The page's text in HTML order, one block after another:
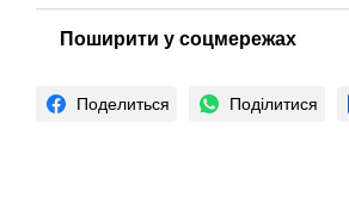
Поширити у соцмережах
Поделиться Поділитися